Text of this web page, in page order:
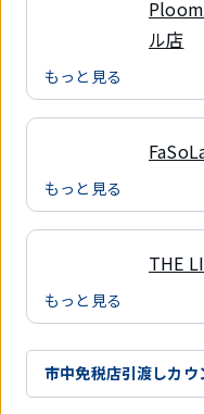
ル店
もっと見る
もっと見る
THE
もっと見る
市中免税店引渡しカウ